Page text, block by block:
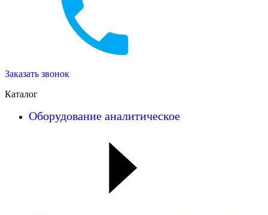
Заказать звонок
Каталог
Оборудование аналитическое